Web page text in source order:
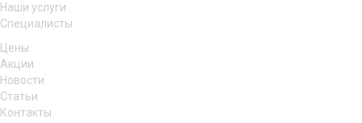
Наши услуги
Специалисты
Цены
Акции
Новости
Статьи
Контакты